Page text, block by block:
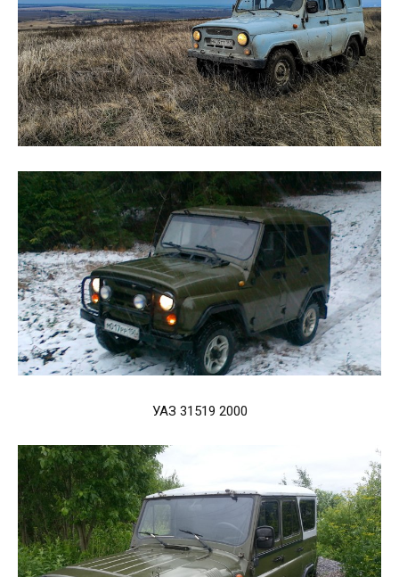
УАЗ 31519 2000